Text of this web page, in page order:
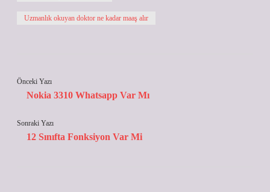
Uzmanlık okuyan doktor ne kadar maaş alır
Önceki Yazı
Nokia 3310 Whatsapp Var Mı
Sonraki Yazı
12 Sınıfta Fonksiyon Var Mi